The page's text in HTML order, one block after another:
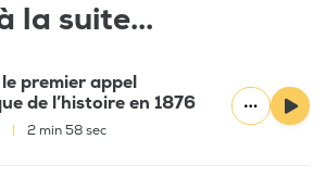
la suite...
premier appel
de l’histoire en 1876
2 min 58 sec